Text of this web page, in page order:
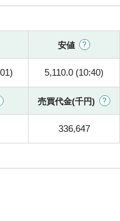
安値
5,110.0 (10:40)
売買代金(千円)
336,647